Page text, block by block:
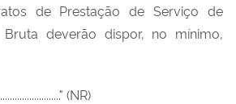
de Prestação de Serviço de
deverão dispor, no mínimo,
(NR)